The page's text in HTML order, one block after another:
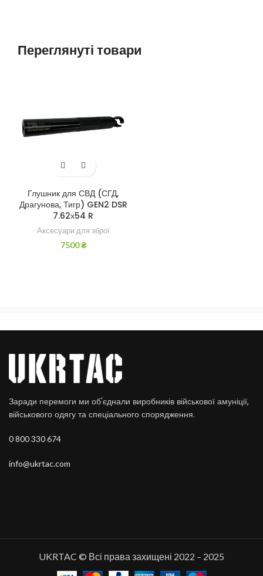
Переглянуті товари
Глушник для СВД (СГД,
Драгунова, Тигр) GEN2 DSR
7.62х54 R
Аксесуари для зброї
7500₴
Заради перемоги ми об'єднали виробників військової амуніції,
військового одягу та спеціального спорядження.
0 800 330 674
info@ukrtac.com
UKRTAC © Всі права захищені 2022 – 2025